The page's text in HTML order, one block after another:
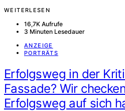
WEITERLESEN
16,7K Aufrufe
3 Minuten Lesedauer
ANZEIGE
PORTRÄTS
Erfolgsweg in der
Fassade? Wir
Erfolgsweg auf sich